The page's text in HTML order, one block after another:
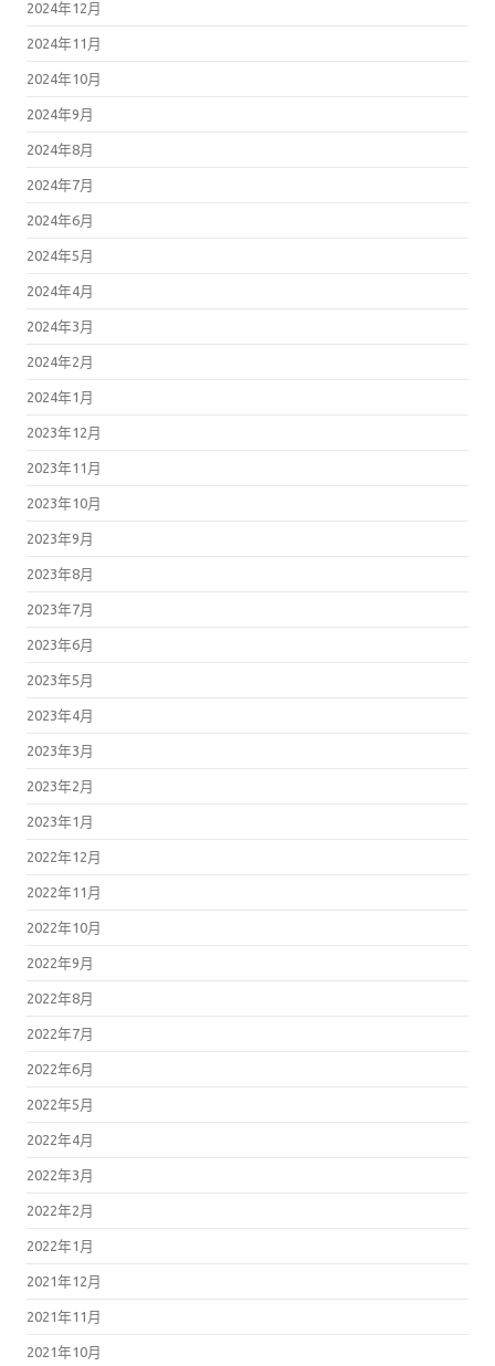
2024年12月
2024年11月
2024年10月
2024年9月
2024年8月
2024年7月
2024年6月
2024年5月
2024年4月
2024年3月
2024年2月
2024年1月
2023年12月
2023年11月
2023年10月
2023年9月
2023年8月
2023年7月
2023年6月
2023年5月
2023年4月
2023年3月
2023年2月
2023年1月
2022年12月
2022年11月
2022年10月
2022年9月
2022年8月
2022年7月
2022年6月
2022年5月
2022年4月
2022年3月
2022年2月
2022年1月
2021年12月
2021年11月
2021年10月